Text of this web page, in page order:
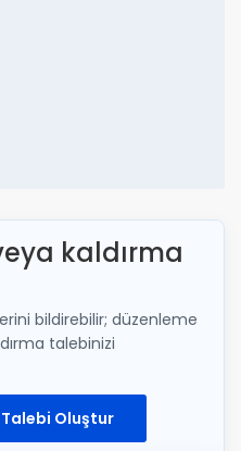
kaldırma
bildirebilir; düzenleme
talebinizi
Oluştur